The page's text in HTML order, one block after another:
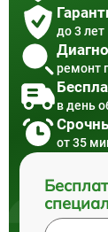
до 3 лет
ремонт
в день
от 35